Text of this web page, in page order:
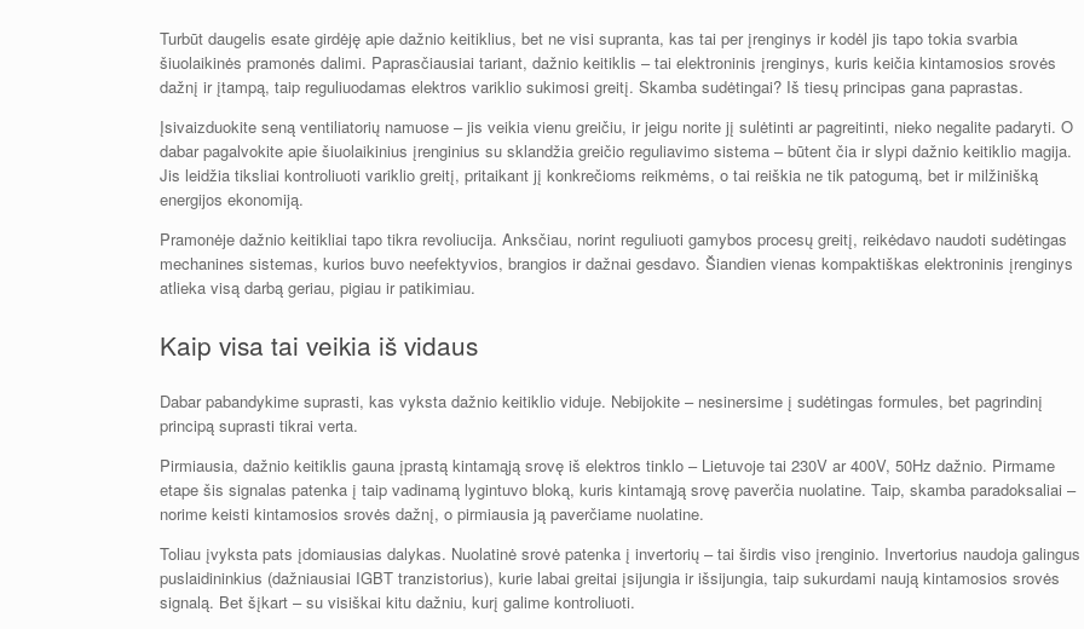
Turbūt daugelis esate girdėję apie dažnio keitiklius, bet ne visi supranta, kas tai per įrenginys ir kodėl jis tapo tokia svarbia
šiuolaikinės pramonės dalimi. Paprasčiausiai tariant, dažnio keitiklis – tai elektroninis įrenginys, kuris keičia kintamosios srovės
dažnį ir įtampą, taip reguliuodamas elektros variklio sukimosi greitį. Skamba sudėtingai? Iš tiesų principas gana paprastas.
Įsivaizduokite seną ventiliatorių namuose – jis veikia vienu greičiu, ir jeigu norite jį sulėtinti ar pagreitinti, nieko negalite padaryti. O
dabar pagalvokite apie šiuolaikinius įrenginius su sklandžia greičio reguliavimo sistema – būtent čia ir slypi dažnio keitiklio magija.
Jis leidžia tiksliai kontroliuoti variklio greitį, pritaikant jį konkrečioms reikmėms, o tai reiškia ne tik patogumą, bet ir milžinišką
energijos ekonomiją.
Pramonėje dažnio keitikliai tapo tikra revoliucija. Anksčiau, norint reguliuoti gamybos procesų greitį, reikėdavo naudoti sudėtingas
mechanines sistemas, kurios buvo neefektyvios, brangios ir dažnai gesdavo. Šiandien vienas kompaktiškas elektroninis įrenginys
atlieka visą darbą geriau, pigiau ir patikimiau.
Kaip visa tai veikia iš vidaus
Dabar pabandykime suprasti, kas vyksta dažnio keitiklio viduje. Nebijokite – nesinersime į sudėtingas formules, bet pagrindinį
principą suprasti tikrai verta.
Pirmiausia, dažnio keitiklis gauna įprastą kintamąją srovę iš elektros tinklo – Lietuvoje tai 230V ar 400V, 50Hz dažnio. Pirmame
etape šis signalas patenka į taip vadinamą lygintuvo bloką, kuris kintamąją srovę paverčia nuolatine. Taip, skamba paradoksaliai –
norime keisti kintamosios srovės dažnį, o pirmiausia ją paverčiame nuolatine.
Toliau įvyksta pats įdomiausias dalykas. Nuolatinė srovė patenka į invertorių – tai širdis viso įrenginio. Invertorius naudoja galingus
puslaidininkius (dažniausiai IGBT tranzistorius), kurie labai greitai įsijungia ir išsijungia, taip sukurdami naują kintamosios srovės
signalą. Bet šįkart – su visiškai kitu dažniu, kurį galime kontroliuoti.